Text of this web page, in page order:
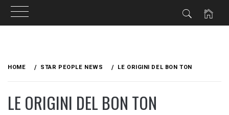
HOME STAR PEOPLE NEWS LE ORIGINI DEL BON TON
LE ORIGINI DEL BON TON